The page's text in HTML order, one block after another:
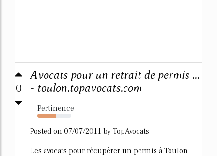
0
Avocats pour un retrait de permis ...
- toulon.topavocats.com
Pertinence
55%
Posted on 07/07/2011 by TopAvocats
Les avocats pour récupérer un permis à Toulon